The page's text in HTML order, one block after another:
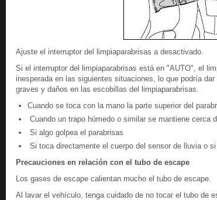
Ajuste el interruptor del limpiaparabrisas a desactivado.
Si el interruptor del limpiaparabrisas está en "AUTO", el
inesperada en las siguientes situaciones, lo que podría
graves y daños en las escobillas del limpiaparabrisas.
Cuando se toca con la mano la parte superior del
Cuando un trapo húmedo o similar se mantiene cerca
Si algo golpea el parabrisas
Si toca directamente el cuerpo del sensor de lluvia o
Precauciones en relación con el tubo de escape
Los gases de escape calientan mucho el tubo de escape.
Al lavar el vehículo, tenga cuidado de no tocar el tubo de